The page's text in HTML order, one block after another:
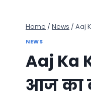
Home / News / Aaj
NEWS
Aaj Ka
आज का